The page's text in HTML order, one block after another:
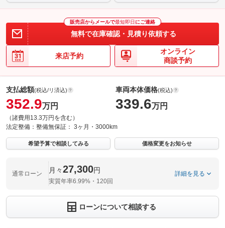
販売店からメールで最短即日 にご連絡
無料で在庫確認・見積り依頼する
来店予約
オンライン
商談予約
支払総額(税込/リ済込)
352.9万円
（諸費用13.3万円を含む）
車両本体価格(税込)
339.6万円
法定整備： 整備無保証： 3ヶ月・3000km
希望予算で相談してみる 価格変更をお知らせ
通常ローン 月々27,300円
実質年率6.99%・120回
詳細を見る
ローンについて相談する